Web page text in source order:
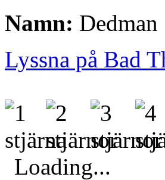
Namn: Dedman
Lyssna på Bad
Loading...